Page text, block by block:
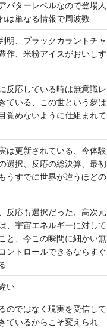
バターレベルなので登場人
は単なる情報で周波数
明、ブラックカラントチャ
作、米粉アイスがおいしす
反応している時は無意識レ
ている、この世という夢は
覚めないように仕組まれて
は更新されている、今体験
選択、反応の総決算、最初
うすでに世界が違うほどの
反応も選択だった、高次元
、宇宙エネルギーに対して
と、今この瞬間に細かい無
ントロールできるならすぐ
い
のではなく現実を受信して
ているからこそ変えられ